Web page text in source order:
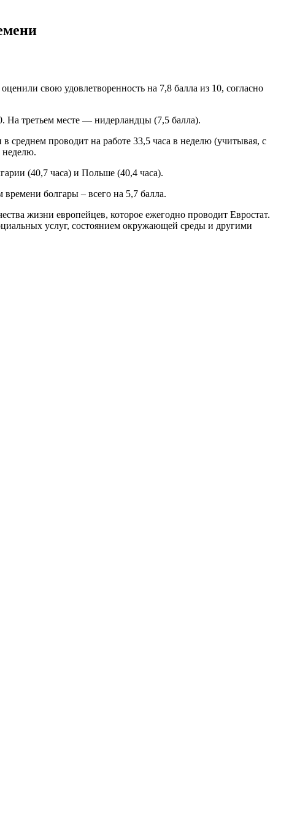
свою удовлетворенность на 7,8 балла из 10, согласно
На третьем месте — нидерландцы (7,5 балла).
среднем проводит на работе 33,5 часа в неделю (учитывая, с
неделю.
(40,7 часа) и Польше (40,4 часа).
болгары – всего на 5,7 балла.
жизни европейцев, которое ежегодно проводит Евростат.
услуг, состоянием окружающей среды и другими